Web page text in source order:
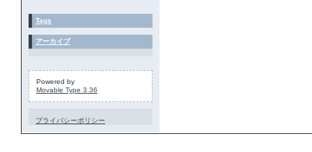
Tags
アーカイブ
Powered by
Movable Type 3.36
プライバシーポリシー